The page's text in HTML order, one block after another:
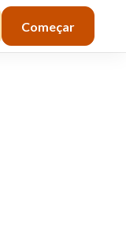
Começar